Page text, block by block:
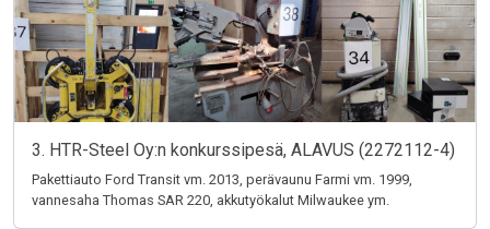
3. HTR-Steel Oy:n konkurssipesä, ALAVUS (2272112-4)
Pakettiauto Ford Transit vm. 2013, perävaunu Farmi vm. 1999,
vannesaha Thomas SAR 220, akkutyökalut Milwaukee ym.